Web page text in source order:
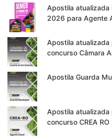
Apostila atualizada
2026 para Agente
Apostila atualizada
concurso Câmara
Apostila Guarda
Apostila atualizada
concurso CREA